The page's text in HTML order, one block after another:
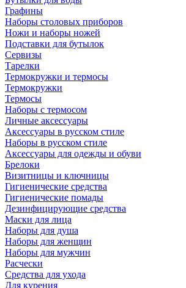
Графины
Наборы столовых приборов
Ножи и наборы ножей
Подставки для бутылок
Сервизы
Тарелки
Термокружки и термосы
Термокружки
Термосы
Наборы с термосом
Личные аксессуары
Аксессуары в русском стиле
Наборы в русском стиле
Аксессуары для одежды и обуви
Брелоки
Визитницы и ключницы
Гигиенические средства
Гигиенические помады
Дезинфицирующие средства
Маски для лица
Наборы для душа
Наборы для женщин
Наборы для мужчин
Расчески
Средства для ухода
Для курения